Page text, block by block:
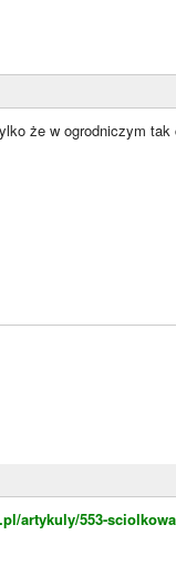
że w ogrodniczym
artykuly/553-